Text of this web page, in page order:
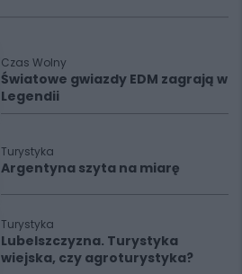
Czas Wolny
Światowe gwiazdy EDM zagrają w
Legendii
Turystyka
Argentyna szyta na miarę
Turystyka
Lubelszczyzna. Turystyka
wiejska, czy agroturystyka?